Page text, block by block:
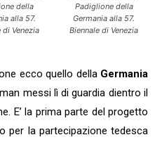
della
alla 57.
di Venezia
Padiglione della
Germania alla 57.
Biennale di Venezia
ecco quello della Germania
messi lì di guardia dientro il
E’ la prima parte del progetto
per la partecipazione tedesca